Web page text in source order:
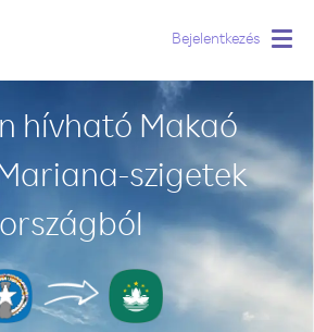
Bejelentkezés
hívható Makaó
szigetek
országból